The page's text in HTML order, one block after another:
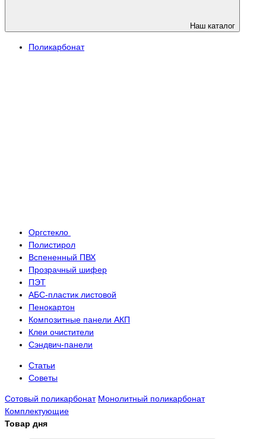
Наш каталог
Поликарбонат
Оргстекло
Полистирол
Вспененный ПВХ
Прозрачный шифер
ПЭТ
АБС-пластик листовой
Пенокартон
Композитные панели АКП
Клеи очистители
Сэндвич-панели
Статьи
Советы
Сотовый поликарбонат Монолитный поликарбонат
Комплектующие
Товар дня